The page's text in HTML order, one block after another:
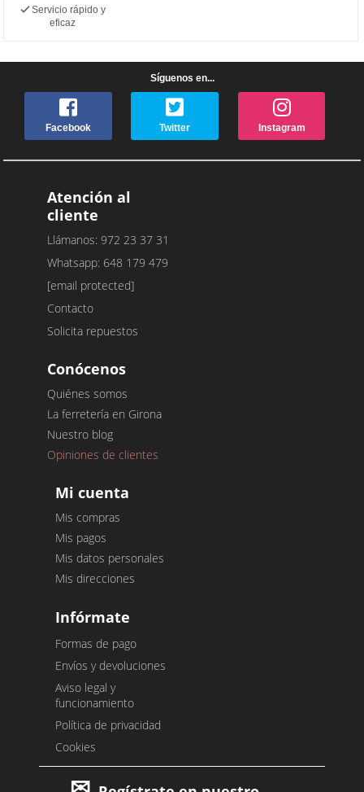
Servicio rápido y
eficaz
Síguenos en...
Facebook Twitter Instagram
Atención al
cliente
Llámanos: 972 23 37 31
Whatsapp: 648 179 479
[email protected]
Contacto
Solicita repuestos
Conócenos
Quiénes somos
La ferretería en Girona
Nuestro blog
Opiniones de clientes
Mi cuenta
Mis compras
Mis pagos
Mis datos personales
Mis direcciones
Infórmate
Formas de pago
Envíos y devoluciones
Aviso legal y
funcionamiento
Política de privacidad
Cookies